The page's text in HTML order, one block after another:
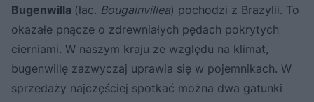
Bugenwilla (łac. Bougainvillea) pochodzi z Brazylii. To
okazałe pnącze o zdrewniałych pędach pokrytych
cierniami. W naszym kraju ze względu na klimat,
bugenwillę zazwyczaj uprawia się w pojemnikach. W
sprzedaży najczęściej spotkać można dwa gatunki